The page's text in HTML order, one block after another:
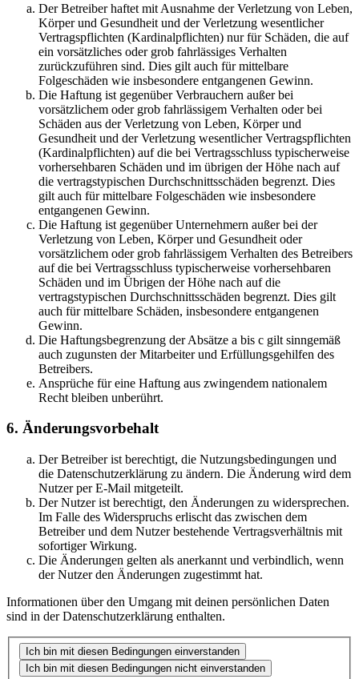
Der Betreiber haftet mit Ausnahme der Verletzung von Leben,
Körper und Gesundheit und der Verletzung wesentlicher
Vertragspflichten (Kardinalpflichten) nur für Schäden, die auf
ein vorsätzliches oder grob fahrlässiges Verhalten
zurückzuführen sind. Dies gilt auch für mittelbare
Folgeschäden wie insbesondere entgangenen Gewinn.
Die Haftung ist gegenüber Verbrauchern außer bei
vorsätzlichem oder grob fahrlässigem Verhalten oder bei
Schäden aus der Verletzung von Leben, Körper und
Gesundheit und der Verletzung wesentlicher Vertragspflichten
(Kardinalpflichten) auf die bei Vertragsschluss typischerweise
vorhersehbaren Schäden und im übrigen der Höhe nach auf
die vertragstypischen Durchschnittsschäden begrenzt. Dies
gilt auch für mittelbare Folgeschäden wie insbesondere
entgangenen Gewinn.
Die Haftung ist gegenüber Unternehmern außer bei der
Verletzung von Leben, Körper und Gesundheit oder
vorsätzlichem oder grob fahrlässigem Verhalten des Betreibers
auf die bei Vertragsschluss typischerweise vorhersehbaren
Schäden und im Übrigen der Höhe nach auf die
vertragstypischen Durchschnittsschäden begrenzt. Dies gilt
auch für mittelbare Schäden, insbesondere entgangenen
Gewinn.
Die Haftungsbegrenzung der Absätze a bis c gilt sinngemäß
auch zugunsten der Mitarbeiter und Erfüllungsgehilfen des
Betreibers.
Ansprüche für eine Haftung aus zwingendem nationalem
Recht bleiben unberührt.
6. Änderungsvorbehalt
Der Betreiber ist berechtigt, die Nutzungsbedingungen und
die Datenschutzerklärung zu ändern. Die Änderung wird dem
Nutzer per E-Mail mitgeteilt.
Der Nutzer ist berechtigt, den Änderungen zu widersprechen.
Im Falle des Widerspruchs erlischt das zwischen dem
Betreiber und dem Nutzer bestehende Vertragsverhältnis mit
sofortiger Wirkung.
Die Änderungen gelten als anerkannt und verbindlich, wenn
der Nutzer den Änderungen zugestimmt hat.
Informationen über den Umgang mit deinen persönlichen Daten
sind in der Datenschutzerklärung enthalten.